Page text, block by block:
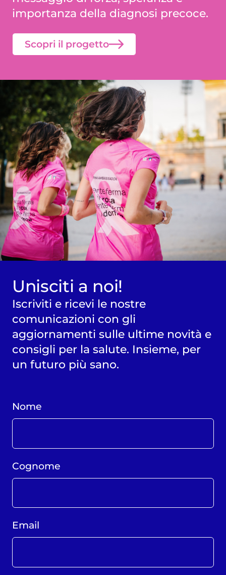
importanza della diagnosi precoce.
Scopri il progetto
Unisciti a noi!
Iscriviti e ricevi le nostre
comunicazioni con gli
aggiornamenti sulle ultime novità e
consigli per la salute. Insieme, per
un futuro più sano.
Nome
Cognome
Email